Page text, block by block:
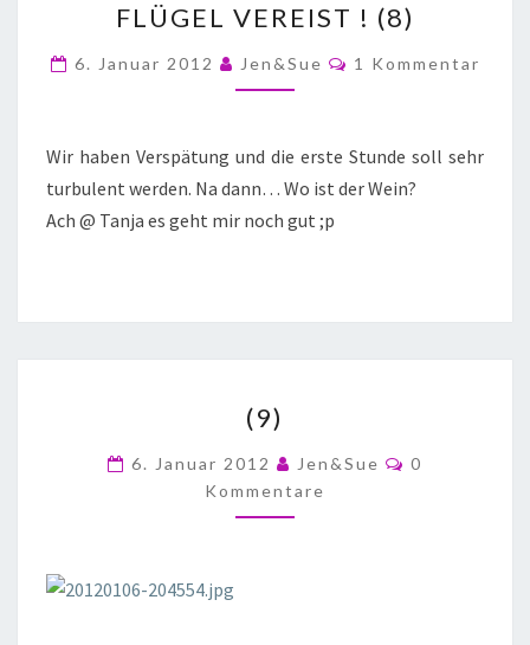
FLÜGEL VEREIST ! (8)
6. Januar 2012 Jen&Sue 1 Kommentar
Wir haben Verspätung und die erste Stunde soll sehr
turbulent werden. Na dann… Wo ist der Wein?
Ach @ Tanja es geht mir noch gut ;p
(9)
6. Januar 2012 Jen&Sue
0
Kommentare